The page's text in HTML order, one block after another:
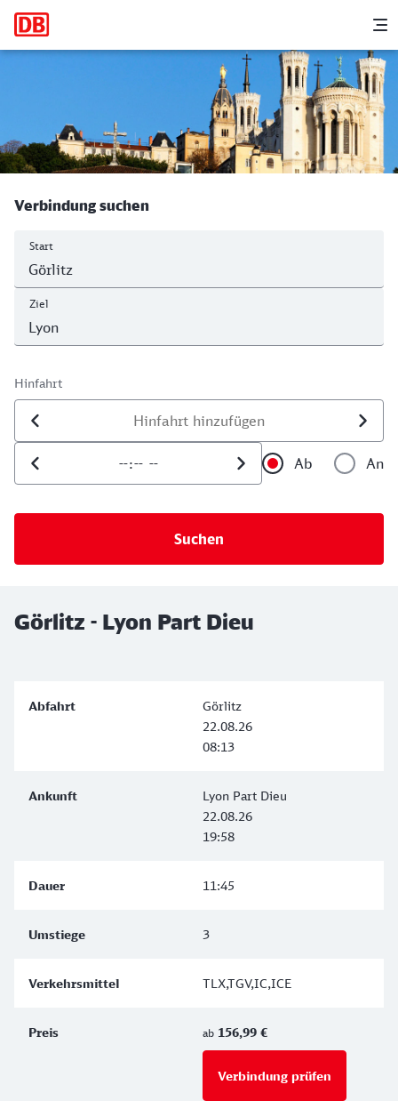
Hauptnavigation
Görlitz - Lyon Part Dieu
Verbindung suchen
Start
Ziel
Hinfahrt
Datum der Hinfahrt
Uhrzeit der Hinfahrt
Ab
An
Görlitz - Lyon Part Dieu
Görlitz
22.08.26
08:13
Lyon Part Dieu
22.08.26
19:58
11:45
3
TLX,TGV,IC,ICE
ab 156,99 €
Verbindung prüfen